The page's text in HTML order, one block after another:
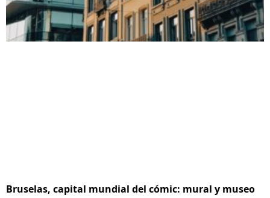
Bruselas, capital mundial del cómic: mural y museo